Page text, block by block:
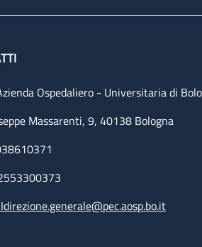
Ospedaliero - Universitaria di
Massarenti, 9, 40138 Bologna